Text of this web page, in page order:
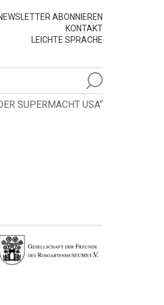
ABONNIEREN
KONTAKT
LEICHTE SPRACHE
SUPERMACHT USA“